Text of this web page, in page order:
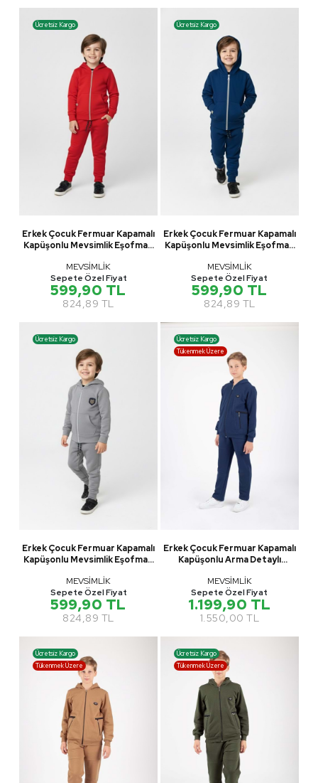
Ücretsiz Kargo
Erkek Çocuk Fermuar Kapamalı
Kapüşonlu Mevsimlik Eşofman
MEVSİMLİK
Sepete Özel Fiyat
599,90 TL
824,89 TL
Ücretsiz Kargo
Erkek Çocuk Fermuar Kapamalı
Kapüşonlu Mevsimlik Eşofman
MEVSİMLİK
Sepete Özel Fiyat
599,90 TL
824,89 TL
Ücretsiz Kargo
Erkek Çocuk Fermuar Kapamalı
Kapüşonlu Mevsimlik Eşofman
MEVSİMLİK
Sepete Özel Fiyat
599,90 TL
824,89 TL
Ücretsiz Kargo
Tükenmek Üzere
Erkek Çocuk Fermuar Kapamalı
Kapüşonlu Arma Detaylı
MEVSİMLİK
Sepete Özel Fiyat
1.199,90 TL
1.550,00 TL
Ücretsiz Kargo
Tükenmek Üzere
Ücretsiz Kargo
Tükenmek Üzere